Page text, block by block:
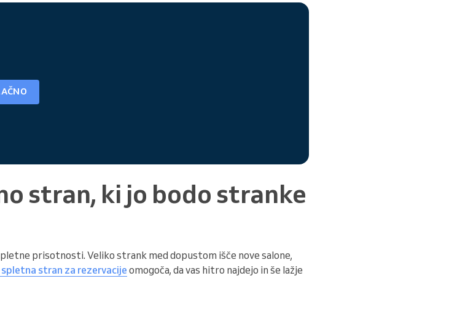
stran, ki jo bodo stranke
prisotnosti. Veliko strank med dopustom išče nove salone,
stran za rezervacije omogoča, da vas hitro najdejo in še lažje